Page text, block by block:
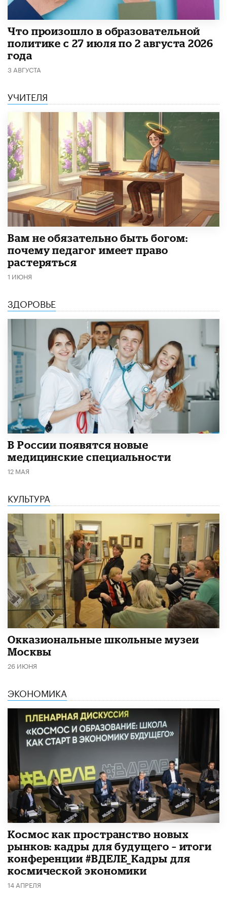
​Что произошло в образовательной
политике с 27 июля по 2 августа 2026
года
3 АВГУСТА
УЧИТЕЛЯ
​Вам не обязательно быть богом:
почему педагог имеет право
растеряться
1 ИЮНЯ
ЗДОРОВЬЕ
В России появятся новые
медицинские специальности
12 МАЯ
КУЛЬТУРА
​Окказиональные школьные музеи
Москвы
26 ИЮНЯ
ЭКОНОМИКА
Космос как пространство новых
рынков: кадры для будущего – итоги
конференции #ВДЕЛЕ_Кадры для
космической экономики
14 АПРЕЛЯ